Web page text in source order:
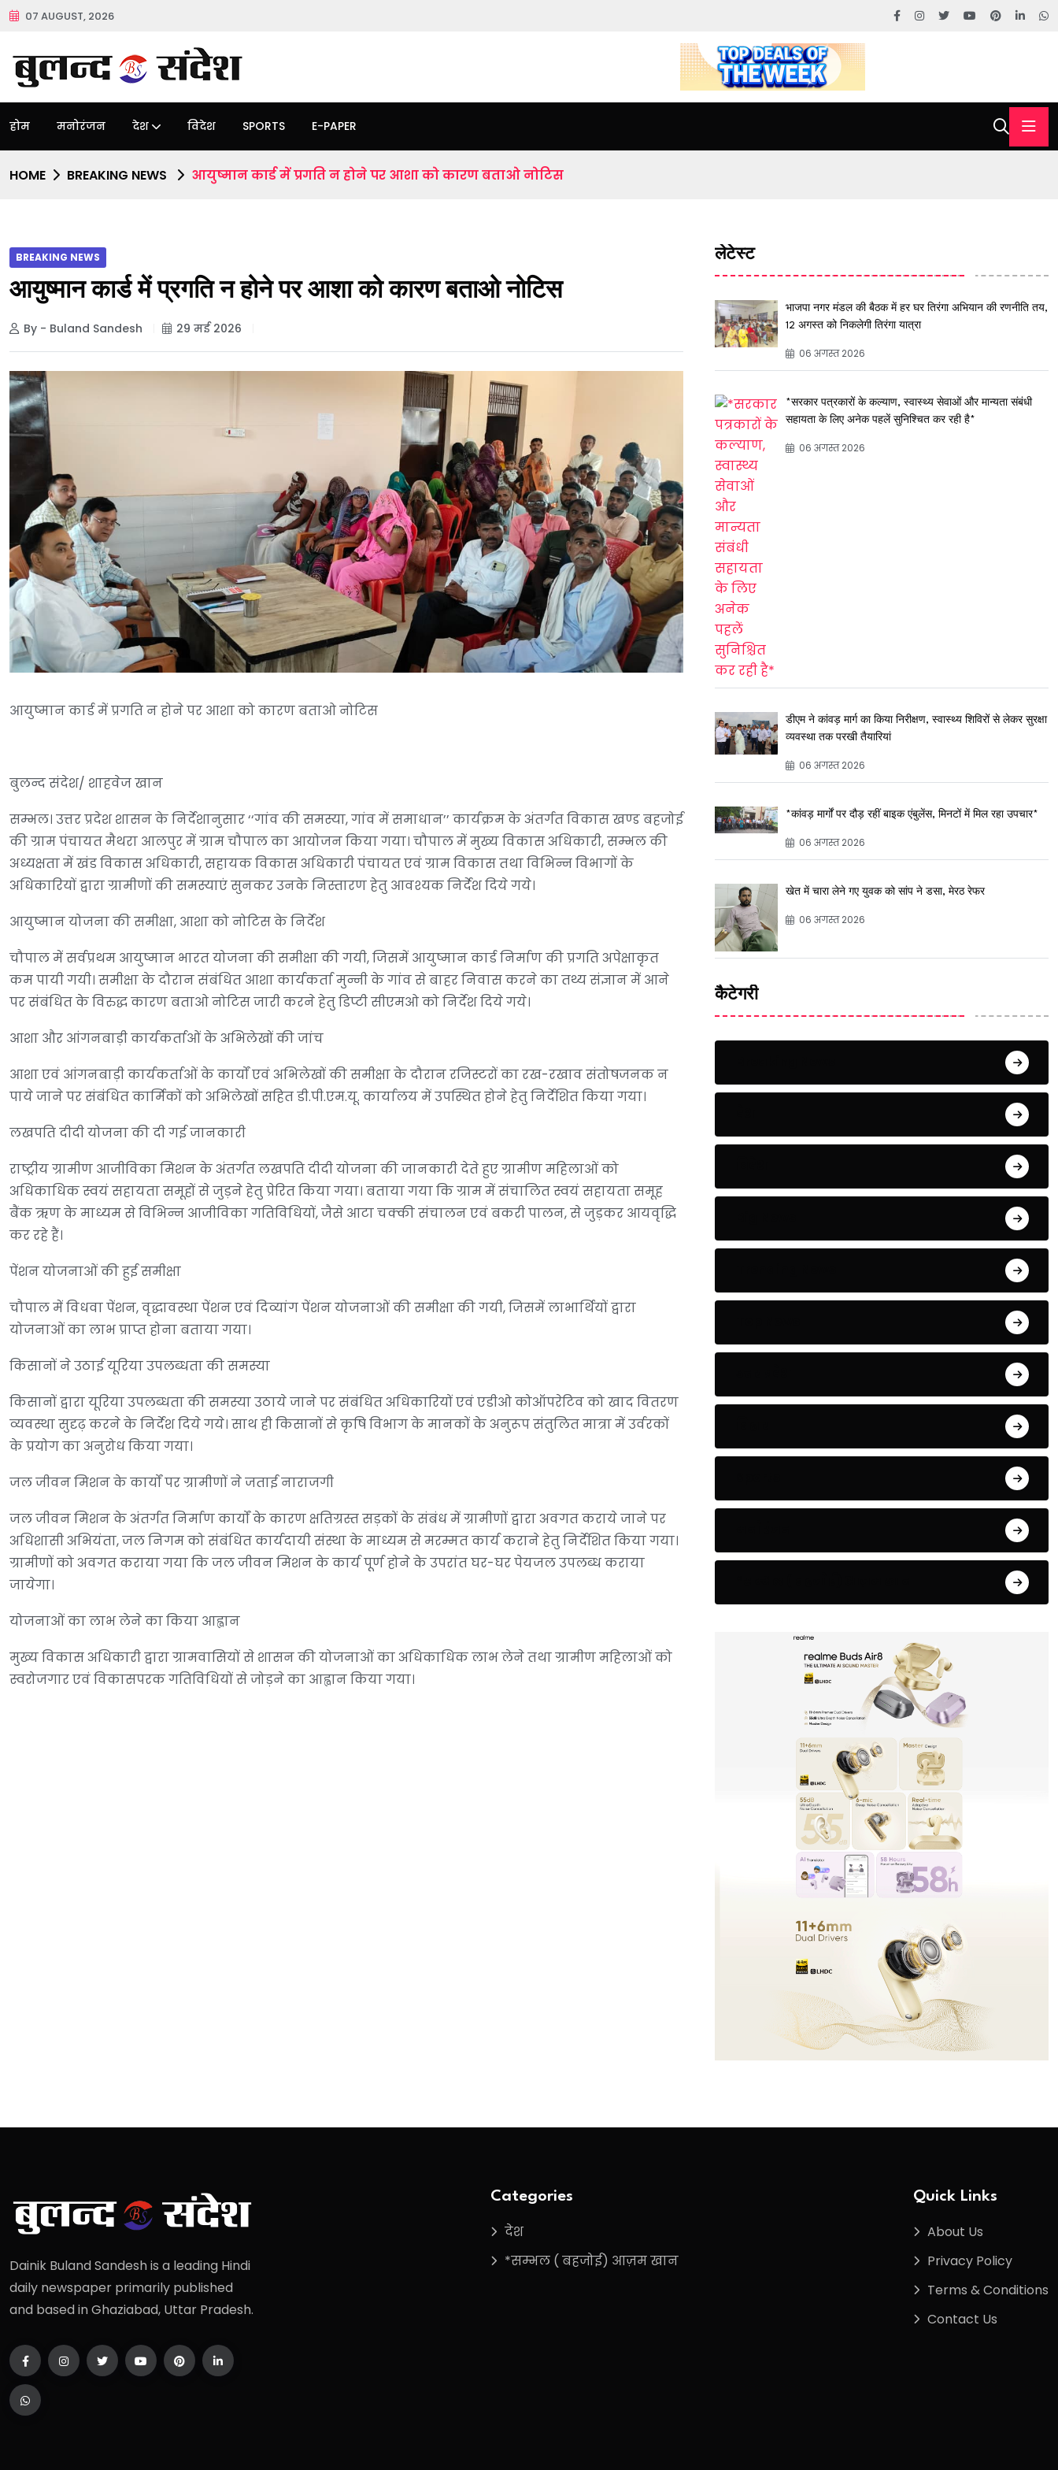
07 AUGUST, 2026
होम मनोरंजन देश विदेश SPORTS E-PAPER
HOME BREAKING NEWS आयुष्मान कार्ड में प्रगति न होने पर आशा को कारण बताओ नोटिस
BREAKING NEWS
आयुष्मान कार्ड में प्रगति न होने पर आशा को कारण बताओ नोटिस
By - Buland Sandesh 29 मई 2026
आयुष्मान कार्ड में प्रगति न होने पर आशा को कारण बताओ नोटिस
बुलन्द संदेश/ शाहवेज खान
सम्भल। उत्तर प्रदेश शासन के निर्देशानुसार ‘‘गांव की समस्या, गांव में समाधान’’ कार्यक्रम के अंतर्गत विकास खण्ड बहजोई
की ग्राम पंचायत मैथरा आलपुर में ग्राम चौपाल का आयोजन किया गया। चौपाल में मुख्य विकास अधिकारी, सम्भल की
अध्यक्षता में खंड विकास अधिकारी, सहायक विकास अधिकारी पंचायत एवं ग्राम विकास तथा विभिन्न विभागों के
अधिकारियों द्वारा ग्रामीणों की समस्याएं सुनकर उनके निस्तारण हेतु आवश्यक निर्देश दिये गये।
आयुष्मान योजना की समीक्षा, आशा को नोटिस के निर्देश
चौपाल में सर्वप्रथम आयुष्मान भारत योजना की समीक्षा की गयी, जिसमें आयुष्मान कार्ड निर्माण की प्रगति अपेक्षाकृत
कम पायी गयी। समीक्षा के दौरान संबंधित आशा कार्यकर्ता मुन्नी के गांव से बाहर निवास करने का तथ्य संज्ञान में आने
पर संबंधित के विरुद्ध कारण बताओ नोटिस जारी करने हेतु डिप्टी सीएमओ को निर्देश दिये गये।
आशा और आंगनबाड़ी कार्यकर्ताओं के अभिलेखों की जांच
आशा एवं आंगनबाड़ी कार्यकर्ताओं के कार्यों एवं अभिलेखों की समीक्षा के दौरान रजिस्टरों का रख-रखाव संतोषजनक न
पाये जाने पर संबंधित कार्मिकों को अभिलेखों सहित डी.पी.एम.यू. कार्यालय में उपस्थित होने हेतु निर्देशित किया गया।
लखपति दीदी योजना की दी गई जानकारी
राष्ट्रीय ग्रामीण आजीविका मिशन के अंतर्गत लखपति दीदी योजना की जानकारी देते हुए ग्रामीण महिलाओं को
अधिकाधिक स्वयं सहायता समूहों से जुड़ने हेतु प्रेरित किया गया। बताया गया कि ग्राम में संचालित स्वयं सहायता समूह
बैंक ऋण के माध्यम से विभिन्न आजीविका गतिविधियों, जैसे आटा चक्की संचालन एवं बकरी पालन, से जुड़कर आयवृद्धि
कर रहे हैं।
पेंशन योजनाओं की हुई समीक्षा
चौपाल में विधवा पेंशन, वृद्धावस्था पेंशन एवं दिव्यांग पेंशन योजनाओं की समीक्षा की गयी, जिसमें लाभार्थियों द्वारा
योजनाओं का लाभ प्राप्त होना बताया गया।
किसानों ने उठाई यूरिया उपलब्धता की समस्या
किसानों द्वारा यूरिया उपलब्धता की समस्या उठाये जाने पर संबंधित अधिकारियों एवं एडीओ कोऑपरेटिव को खाद वितरण
व्यवस्था सुदृढ़ करने के निर्देश दिये गये। साथ ही किसानों से कृषि विभाग के मानकों के अनुरूप संतुलित मात्रा में उर्वरकों
के प्रयोग का अनुरोध किया गया।
जल जीवन मिशन के कार्यों पर ग्रामीणों ने जताई नाराजगी
जल जीवन मिशन के अंतर्गत निर्माण कार्यों के कारण क्षतिग्रस्त सड़कों के संबंध में ग्रामीणों द्वारा अवगत कराये जाने पर
अधिशासी अभियंता, जल निगम को संबंधित कार्यदायी संस्था के माध्यम से मरम्मत कार्य कराने हेतु निर्देशित किया गया।
ग्रामीणों को अवगत कराया गया कि जल जीवन मिशन के कार्य पूर्ण होने के उपरांत घर-घर पेयजल उपलब्ध कराया
जायेगा।
योजनाओं का लाभ लेने का किया आह्वान
मुख्य विकास अधिकारी द्वारा ग्रामवासियों से शासन की योजनाओं का अधिकाधिक लाभ लेने तथा ग्रामीण महिलाओं को
स्वरोजगार एवं विकासपरक गतिविधियों से जोड़ने का आह्वान किया गया।
लेटेस्ट
भाजपा नगर मंडल की बैठक में हर घर तिरंगा अभियान की रणनीति तय,
12 अगस्त को निकलेगी तिरंगा यात्रा
06 अगस्त 2026
*सरकार पत्रकारों के कल्याण, स्वास्थ्य सेवाओं और मान्यता संबंधी
सहायता के लिए अनेक पहलें सुनिश्चित कर रही है*
06 अगस्त 2026
डीएम ने कांवड़ मार्ग का किया निरीक्षण, स्वास्थ्य शिविरों से लेकर सुरक्षा
व्यवस्था तक परखी तैयारियां
06 अगस्त 2026
*कांवड़ मार्गों पर दौड़ रहीं बाइक एंबुलेंस, मिनटों में मिल रहा उपचार*
06 अगस्त 2026
खेत में चारा लेने गए युवक को सांप ने डसा, मेरठ रेफर
06 अगस्त 2026
कैटेगरी
Dainik Buland Sandesh is a leading Hindi
daily newspaper primarily published
and based in Ghaziabad, Uttar Pradesh.
Categories
देश
*सम्भल ( बहजोई) आज़म खान
Quick Links
About Us
Privacy Policy
Terms & Conditions
Contact Us